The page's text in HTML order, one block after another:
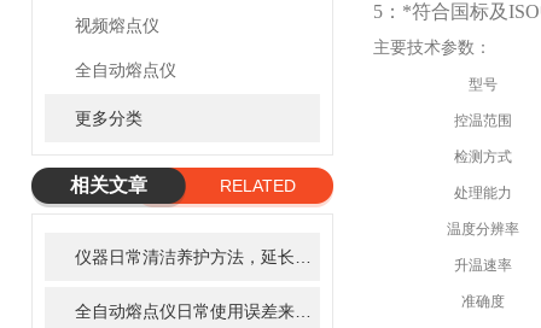
视频熔点仪
全自动熔点仪
更多分类
相关文章
RELATED
5：*符合国标及ISO
主要技术参数：
型号
控温范围
检测方式
处理能力
温度分辨率
升温速率
准确度